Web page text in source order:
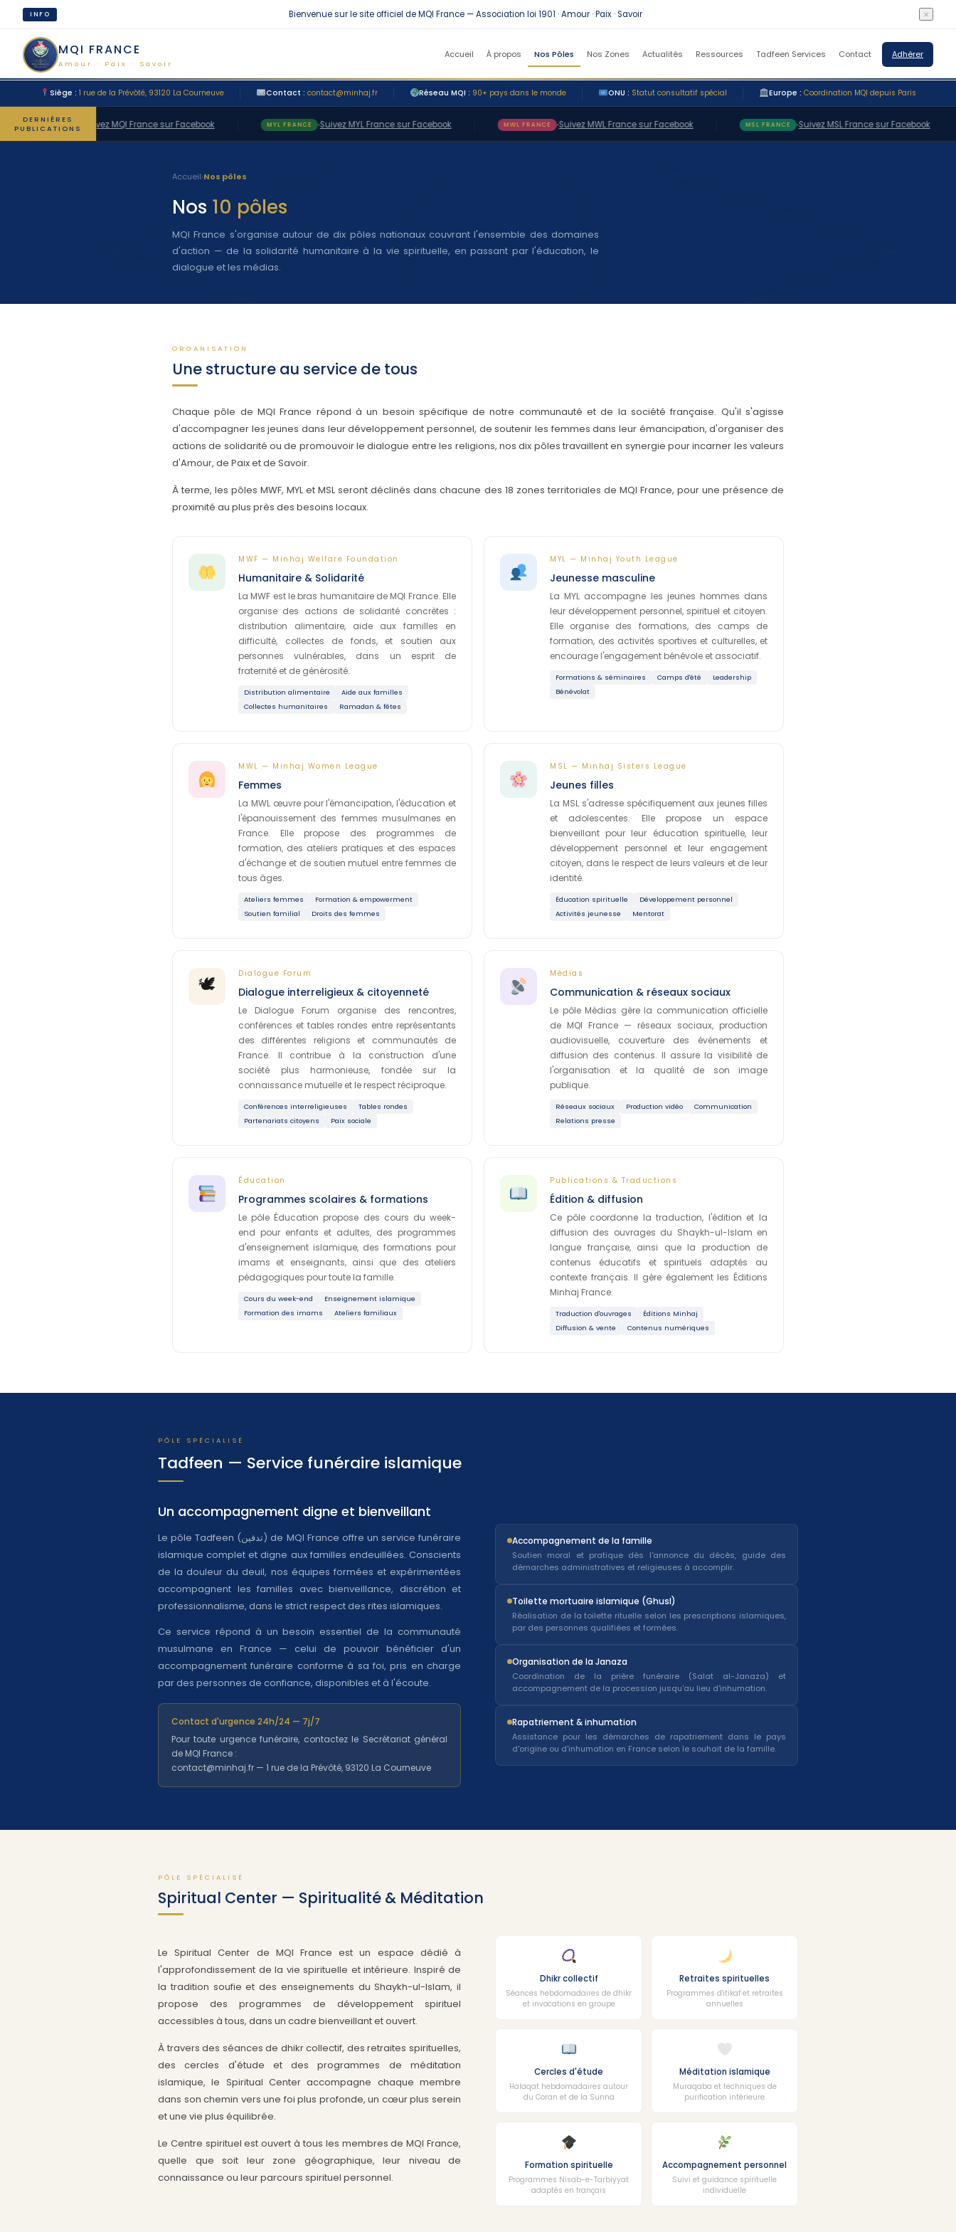
INFO Bienvenue sur le site officiel de MQI France — Association loi 1901 · Amour · Paix · Savoir ×
MQI FRANCE
Amour · Paix · Savoir
Accueil À propos Nos Pôles Nos Zones Actualités Ressources Tadfeen Services Contact Adhérer
Siège : 1 rue de la Prévôté, 93120 La Courneuve Contact : contact@minhaj.fr Réseau MQI : 90+ pays dans le monde ONU : Statut consultatif spécial Europe : Coordination MQI depuis Paris
DERNIÈRES
PUBLICATIONS
MQI FRANCE Suivez MQI France sur Facebook MYL FRANCE Suivez MYL France sur Facebook MWL FRANCE Suivez MWL France sur Facebook MSL FRANCE Suivez MSL France sur Facebook
Accueil›Nos pôles
Nos 10 pôles
MQI France s'organise autour de dix pôles nationaux couvrant l'ensemble des domaines
d'action — de la solidarité humanitaire à la vie spirituelle, en passant par l'éducation, le
dialogue et les médias.
ORGANISATION
Une structure au service de tous
Chaque pôle de MQI France répond à un besoin spécifique de notre communauté et de la société française. Qu'il s'agisse
d'accompagner les jeunes dans leur développement personnel, de soutenir les femmes dans leur émancipation, d'organiser des
actions de solidarité ou de promouvoir le dialogue entre les religions, nos dix pôles travaillent en synergie pour incarner les valeurs
d'Amour, de Paix et de Savoir.
À terme, les pôles MWF, MYL et MSL seront déclinés dans chacune des 18 zones territoriales de MQI France, pour une présence de
proximité au plus près des besoins locaux.
MWF — Minhaj Welfare Foundation
Humanitaire & Solidarité
La MWF est le bras humanitaire de MQI France. Elle
organise des actions de solidarité concrètes :
distribution alimentaire, aide aux familles en
difficulté, collectes de fonds, et soutien aux
personnes vulnérables, dans un esprit de
fraternité et de générosité.
Distribution alimentaire
Aide aux familles
Collectes humanitaires
Ramadan & fêtes
MYL — Minhaj Youth League
Jeunesse masculine
La MYL accompagne les jeunes hommes dans
leur développement personnel, spirituel et citoyen.
Elle organise des formations, des camps de
formation, des activités sportives et culturelles, et
encourage l'engagement bénévole et associatif.
Formations & séminaires Camps d'été
Leadership
Bénévolat
MWL — Minhaj Women League
Femmes
La MWL œuvre pour l'émancipation, l'éducation et
l'épanouissement des femmes musulmanes en
France. Elle propose des programmes de
formation, des ateliers pratiques et des espaces
d'échange et de soutien mutuel entre femmes de
tous âges.
Ateliers femmes
Formation & empowerment
Soutien familial
Droits des femmes
MSL — Minhaj Sisters League
Jeunes filles
La MSL s'adresse spécifiquement aux jeunes filles
et adolescentes. Elle propose un espace
bienveillant pour leur éducation spirituelle, leur
développement personnel et leur engagement
citoyen, dans le respect de leurs valeurs et de leur
identité.
Éducation spirituelle
Développement personnel
Activités jeunesse
Mentorat
🕊 Dialogue Forum
Dialogue interreligieux & citoyenneté
Le Dialogue Forum organise des rencontres,
conférences et tables rondes entre représentants
des différentes religions et communautés de
France. Il contribue à la construction d'une
société plus harmonieuse, fondée sur la
connaissance mutuelle et le respect réciproque.
Conférences interreligieuses
Tables rondes
Partenariats citoyens
Paix sociale
Médias
Communication & réseaux sociaux
Le pôle Médias gère la communication officielle
de MQI France — réseaux sociaux, production
audiovisuelle, couverture des événements et
diffusion des contenus. Il assure la visibilité de
l'organisation et la qualité de son image
publique.
Réseaux sociaux Production vidéo
Communication
Relations presse
Éducation
Programmes scolaires & formations
Le pôle Éducation propose des cours du week-
end pour enfants et adultes, des programmes
d'enseignement islamique, des formations pour
imams et enseignants, ainsi que des ateliers
pédagogiques pour toute la famille.
Cours du week-end
Enseignement islamique
Formation des imams
Ateliers familiaux
Publications & Traductions
Édition & diffusion
Ce pôle coordonne la traduction, l'édition et la
diffusion des ouvrages du Shaykh-ul-Islam en
langue française, ainsi que la production de
contenus éducatifs et spirituels adaptés au
contexte français. Il gère également les Éditions
Minhaj France.
Traduction d'ouvrages
Éditions Minhaj
Diffusion & vente
Contenus numériques
PÔLE SPÉCIALISÉ
Tadfeen — Service funéraire islamique
Un accompagnement digne et bienveillant
Le pôle Tadfeen (تدفين) de MQI France offre un service funéraire
islamique complet et digne aux familles endeuillées. Conscients
de la douleur du deuil, nos équipes formées et expérimentées
accompagnent les familles avec bienveillance, discrétion et
professionnalisme, dans le strict respect des rites islamiques.
Ce service répond à un besoin essentiel de la communauté
musulmane en France — celui de pouvoir bénéficier d'un
accompagnement funéraire conforme à sa foi, pris en charge
par des personnes de confiance, disponibles et à l'écoute.
Contact d'urgence 24h/24 — 7j/7
Pour toute urgence funéraire, contactez le Secrétariat général
de MQI France :
contact@minhaj.fr — 1 rue de la Prévôté, 93120 La Courneuve
Accompagnement de la famille
Soutien moral et pratique dès l'annonce du décès, guide des
démarches administratives et religieuses à accomplir.
Toilette mortuaire islamique (Ghusl)
Réalisation de la toilette rituelle selon les prescriptions islamiques,
par des personnes qualifiées et formées.
Organisation de la Janaza
Coordination de la prière funéraire (Salat al-Janaza) et
accompagnement de la procession jusqu'au lieu d'inhumation.
Rapatriement & inhumation
Assistance pour les démarches de rapatriement dans le pays
d'origine ou d'inhumation en France selon le souhait de la famille.
PÔLE SPÉCIALISÉ
Spiritual Center — Spiritualité & Méditation
Le Spiritual Center de MQI France est un espace dédié à
l'approfondissement de la vie spirituelle et intérieure. Inspiré de
la tradition soufie et des enseignements du Shaykh-ul-Islam, il
propose des programmes de développement spirituel
accessibles à tous, dans un cadre bienveillant et ouvert.
À travers des séances de dhikr collectif, des retraites spirituelles,
des cercles d'étude et des programmes de méditation
islamique, le Spiritual Center accompagne chaque membre
dans son chemin vers une foi plus profonde, un cœur plus serein
et une vie plus équilibrée.
Le Centre spirituel est ouvert à tous les membres de MQI France,
quelle que soit leur zone géographique, leur niveau de
connaissance ou leur parcours spirituel personnel.
Dhikr collectif
Séances hebdomadaires de dhikr
et invocations en groupe
Retraites spirituelles
Programmes d'itikaf et retraites
annuelles
Cercles d'étude
Halaqat hebdomadaires autour
du Coran et de la Sunna
Méditation islamique
Muraqaba et techniques de
purification intérieure
Formation spirituelle
Programmes Nisab-e-Tarbiyyat
adaptés en français
Accompagnement personnel
Suivi et guidance spirituelle
individuelle